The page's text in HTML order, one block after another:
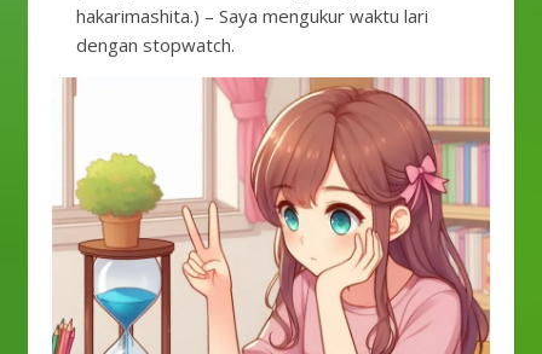
hakarimashita.) – Saya mengukur waktu lari
dengan stopwatch.